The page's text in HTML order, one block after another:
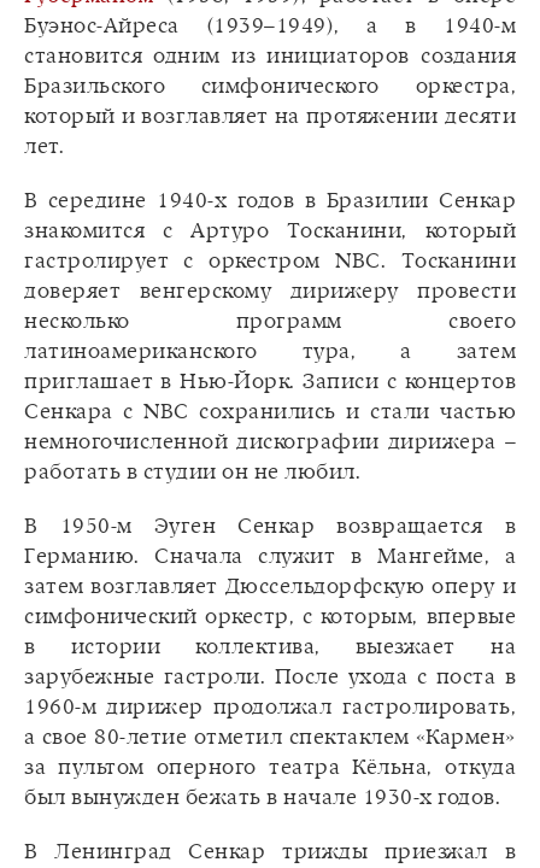
Буэнос-Айреса (1939–1949), а в 1940-м
становится одним из инициаторов создания
Бразильского симфонического оркестра,
который и возглавляет на протяжении десяти
лет.
В середине 1940-х годов в Бразилии Сенкар
знакомится с Артуро Тосканини, который
гастролирует с оркестром NBC. Тосканини
доверяет венгерскому дирижеру провести
несколько программ своего
латиноамериканского тура, а затем
приглашает в Нью-Йорк. Записи с концертов
Сенкара с NBC сохранились и стали частью
немногочисленной дискографии дирижера –
работать в студии он не любил.
В 1950-м Эуген Сенкар возвращается в
Германию. Сначала служит в Мангейме, а
затем возглавляет Дюссельдорфскую оперу и
симфонический оркестр, с которым, впервые
в истории коллектива, выезжает на
зарубежные гастроли. После ухода с поста в
1960-м дирижер продолжал гастролировать,
а свое 80-летие отметил спектаклем «Кармен»
за пультом оперного театра Кёльна, откуда
был вынужден бежать в начале 1930-х годов.
В Ленинград Сенкар трижды приезжал в